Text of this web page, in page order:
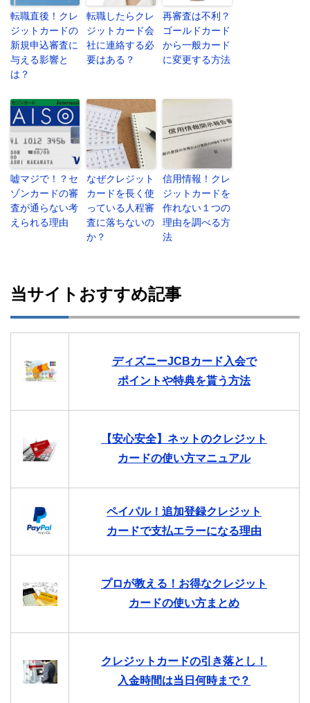
転職直後！クレ
ジットカードの
新規申込審査に
与える影響と
は？
転職したらクレ
ジットカード会
社に連絡する必
要はある？
再審査は不利？
ゴールドカード
から一般カード
に変更する方法
嘘マジで！？セ
ゾンカードの審
査が通らない考
えられる理由
なぜクレジット
カードを長く使
っている人程審
査に落ちないの
か？
信用情報！クレ
ジットカードを
作れない１つの
理由を調べる方
法
当サイトおすすめ記事
ディズニーJCBカード入会で
ポイントや特典を貰う方法
【安心安全】ネットのクレジット
カードの使い方マニュアル
ペイパル！追加登録クレジット
カードで支払エラーになる理由
プロが教える！お得なクレジット
カードの使い方まとめ
クレジットカードの引き落とし！
入金時間は当日何時まで？